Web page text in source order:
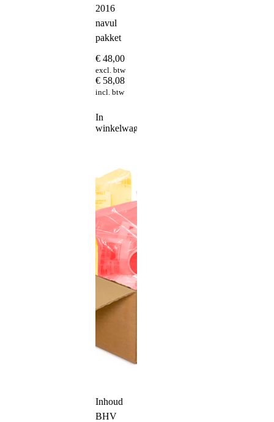
2016
navul
pakket
€ 48,00
excl. btw
€ 58,08
incl. btw
In
winkelwagen
Inhoud
BHV